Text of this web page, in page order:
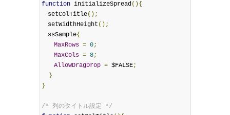
function initializeSpread(){
setColTitle();
setWidthHeight ();
ssSample{
MaxRows = 0;
MaxCols = 8;
AllowDragDrop = $FALSE;
}
}
/* 列のタイトル設定 */